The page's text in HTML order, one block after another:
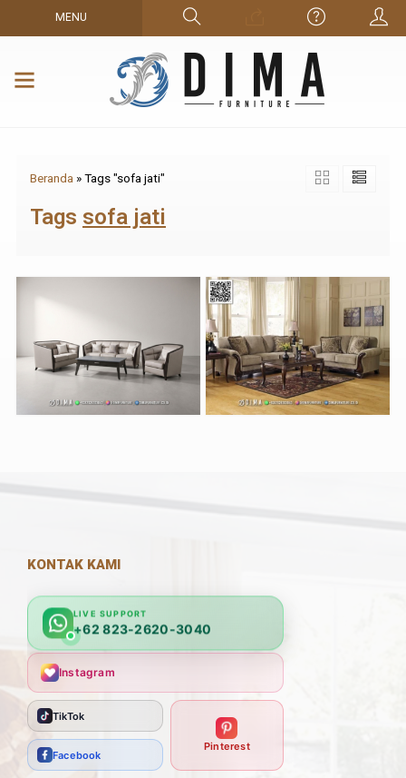
MENU
Beranda »Tags "sofa jati"
Tags sofa jati
KONTAK KAMI
LIVE SUPPORT
+62 823-2620-3040
Instagram
TikTok
Facebook
Pinterest